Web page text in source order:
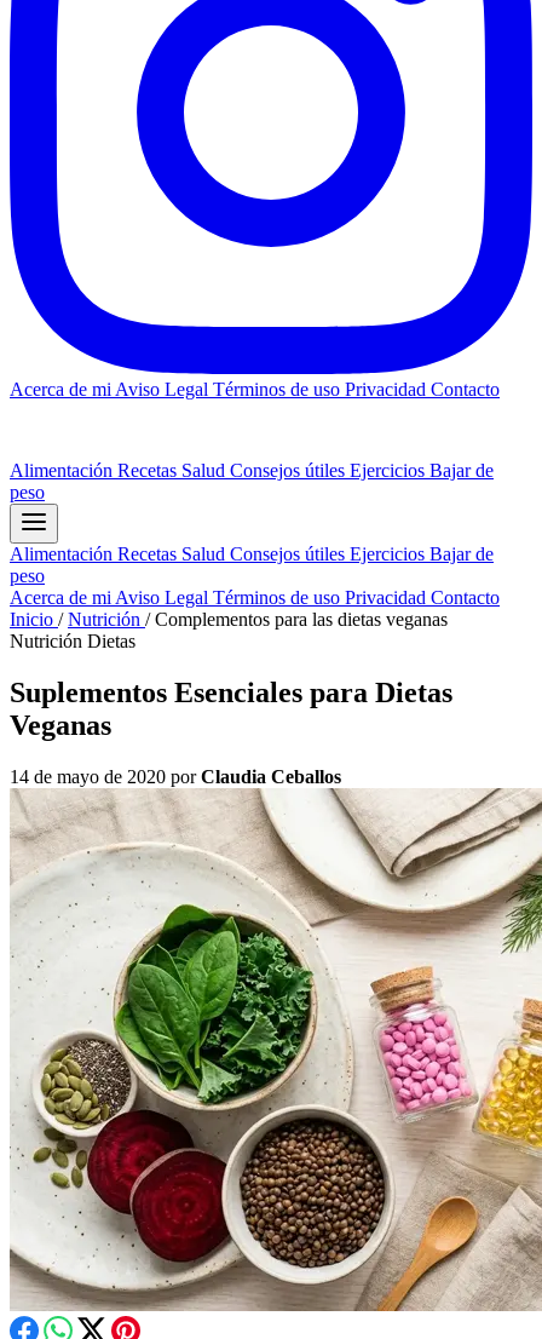
Acerca de mi Aviso Legal Términos de uso Privacidad Contacto
Alimentación Recetas Salud Consejos útiles Ejercicios Bajar de
peso
Alimentación Recetas Salud Consejos útiles Ejercicios Bajar de
peso
Acerca de mi Aviso Legal Términos de uso Privacidad Contacto
Inicio / Nutrición / Complementos para las dietas veganas
Nutrición Dietas
Suplementos Esenciales para Dietas
Veganas
14 de mayo de 2020 porClaudia Ceballos